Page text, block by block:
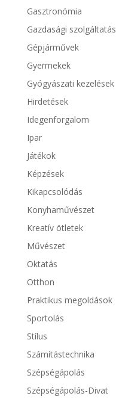
Gasztronómia
Gazdasági szolgáltatás
Gépjárművek
Gyermekek
Gyógyászati kezelések
Hirdetések
Idegenforgalom
Ipar
Játékok
Képzések
Kikapcsolódás
Konyhaművészet
Kreatív ötletek
Művészet
Oktatás
Otthon
Praktikus megoldások
Sportolás
Stílus
Számítástechnika
Szépségápolás
Szépségápolás-Divat